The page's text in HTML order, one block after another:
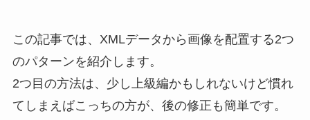
この記事では、XMLデータから画像を配置する2つ
のパターンを紹介します。
2つ目の方法は、少し上級編かもしれないけど慣れ
てしまえばこっちの方が、後の修正も簡単です。